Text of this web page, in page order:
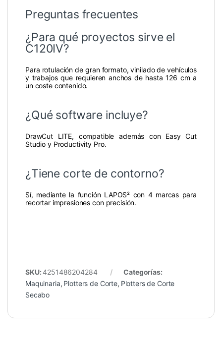
Preguntas frecuentes
¿Para qué proyectos sirve el
C120IV?
Para rotulación de gran formato, vinilado de vehículos
y trabajos que requieren anchos de hasta 126 cm a
un coste contenido.
¿Qué software incluye?
DrawCut LITE, compatible además con Easy Cut
Studio y Productivity Pro.
¿Tiene corte de contorno?
Sí, mediante la función LAPOS² con 4 marcas para
recortar impresiones con precisión.
SKU:4251486204284
Categorías:
Maquinaria, Plotters de Corte, Plotters de Corte
Secabo